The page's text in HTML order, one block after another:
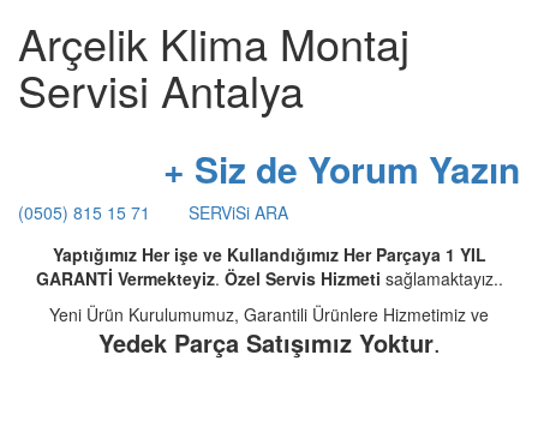
Arçelik Klima Montaj
Servisi Antalya
+ Siz de Yorum Yazın
(0505) 815 15 71
SERViSi ARA
Yaptığımız Her işe ve Kullandığımız Her Parçaya 1 YIL
GARANTİ Vermekteyiz. Özel Servis Hizmeti sağlamaktayız..
Yeni Ürün Kurulumumuz, Garantili Ürünlere Hizmetimiz ve
Yedek Parça Satışımız Yoktur.